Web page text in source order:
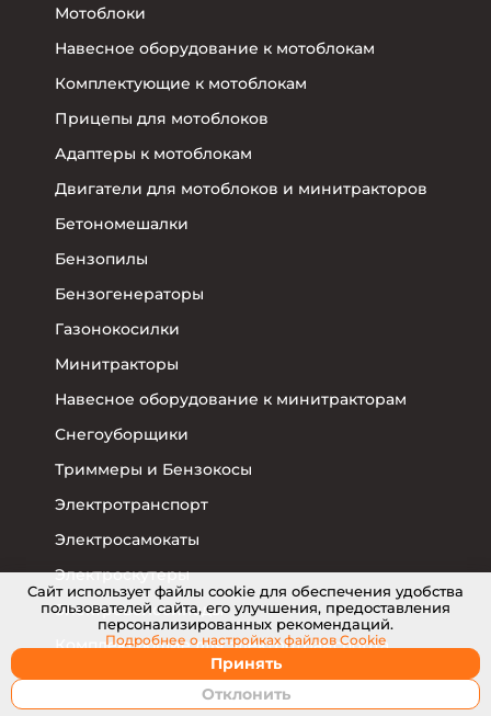
Мотоблоки
Навесное оборудование к мотоблокам
Комплектующие к мотоблокам
Прицепы для мотоблоков
Адаптеры к мотоблокам
Двигатели для мотоблоков и минитракторов
Бетономешалки
Бензопилы
Бензогенераторы
Газонокосилки
Минитракторы
Навесное оборудование к минитракторам
Снегоуборщики
Триммеры и Бензокосы
Электротранспорт
Электросамокаты
Электроскутеры
Электровелосипеды
Комплектующие для электротранспорта
Cайт использует файлы cookie для обеспечения удобства
пользователей сайта, его улучшения, предоставления
персонализированных рекомендаций.
Принять
Отклонить
Подробнее о настройкахфайлов Cookie